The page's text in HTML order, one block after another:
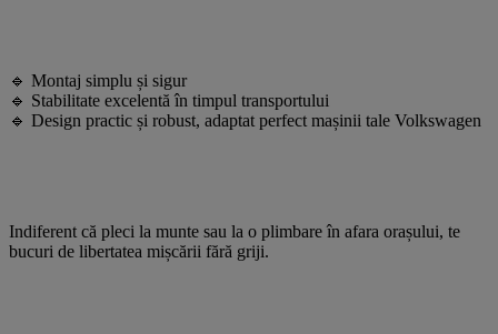
🔹 Montaj simplu și sigur
🔹 Stabilitate excelentă în timpul transportului
🔹 Design practic și robust, adaptat perfect mașinii tale Volkswagen
Indiferent că pleci la munte sau la o plimbare în afara orașului, te
bucuri de libertatea mișcării fără griji.